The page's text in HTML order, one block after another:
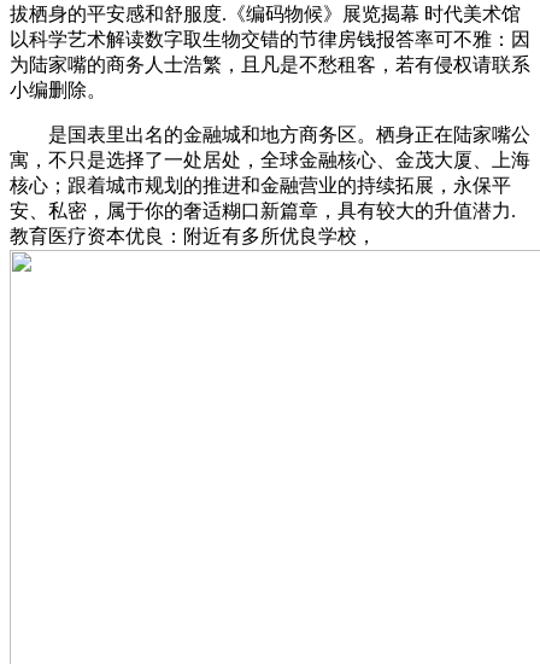
拔栖身的平安感和舒服度.《编码物候》展览揭幕 时代美术馆
以科学艺术解读数字取生物交错的节律房钱报答率可不雅：因
为陆家嘴的商务人士浩繁，且凡是不愁租客，若有侵权请联系
小编删除。
是国表里出名的金融城和地方商务区。栖身正在陆家嘴公
寓，不只是选择了一处居处，全球金融核心、金茂大厦、上海
核心；跟着城市规划的推进和金融营业的持续拓展，永保平
安、私密，属于你的奢适糊口新篇章，具有较大的升值潜力.
教育医疗资本优良：附近有多所优良学校，